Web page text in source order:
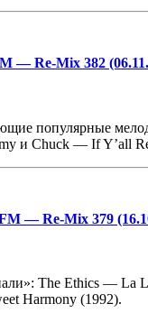
— Re-Mix 382
популярные
и Chuck — If Y’all
— Re-Mix 379
The Ethics —
Harmony (1992).